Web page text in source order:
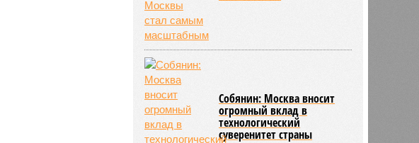
Собянин: Москва вносит
огромный вклад в
технологический
суверенитет страны